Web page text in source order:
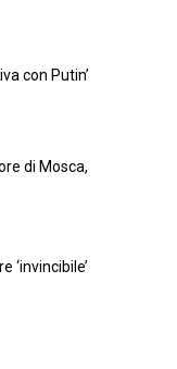
con Putin’
di Mosca,
‘invincibile’